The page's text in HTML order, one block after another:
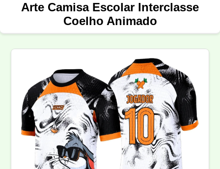
Arte Camisa Escolar Interclasse
Coelho Animado